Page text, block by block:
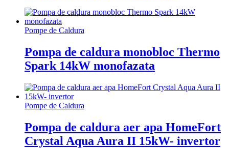
Pompe de Caldura
Pompa de caldura monobloc Thermo
Spark 14kW monofazata
Pompe de Caldura
Pompa de caldura aer apa HomeFort
Crystal Aqua Aura II 15kW- invertor